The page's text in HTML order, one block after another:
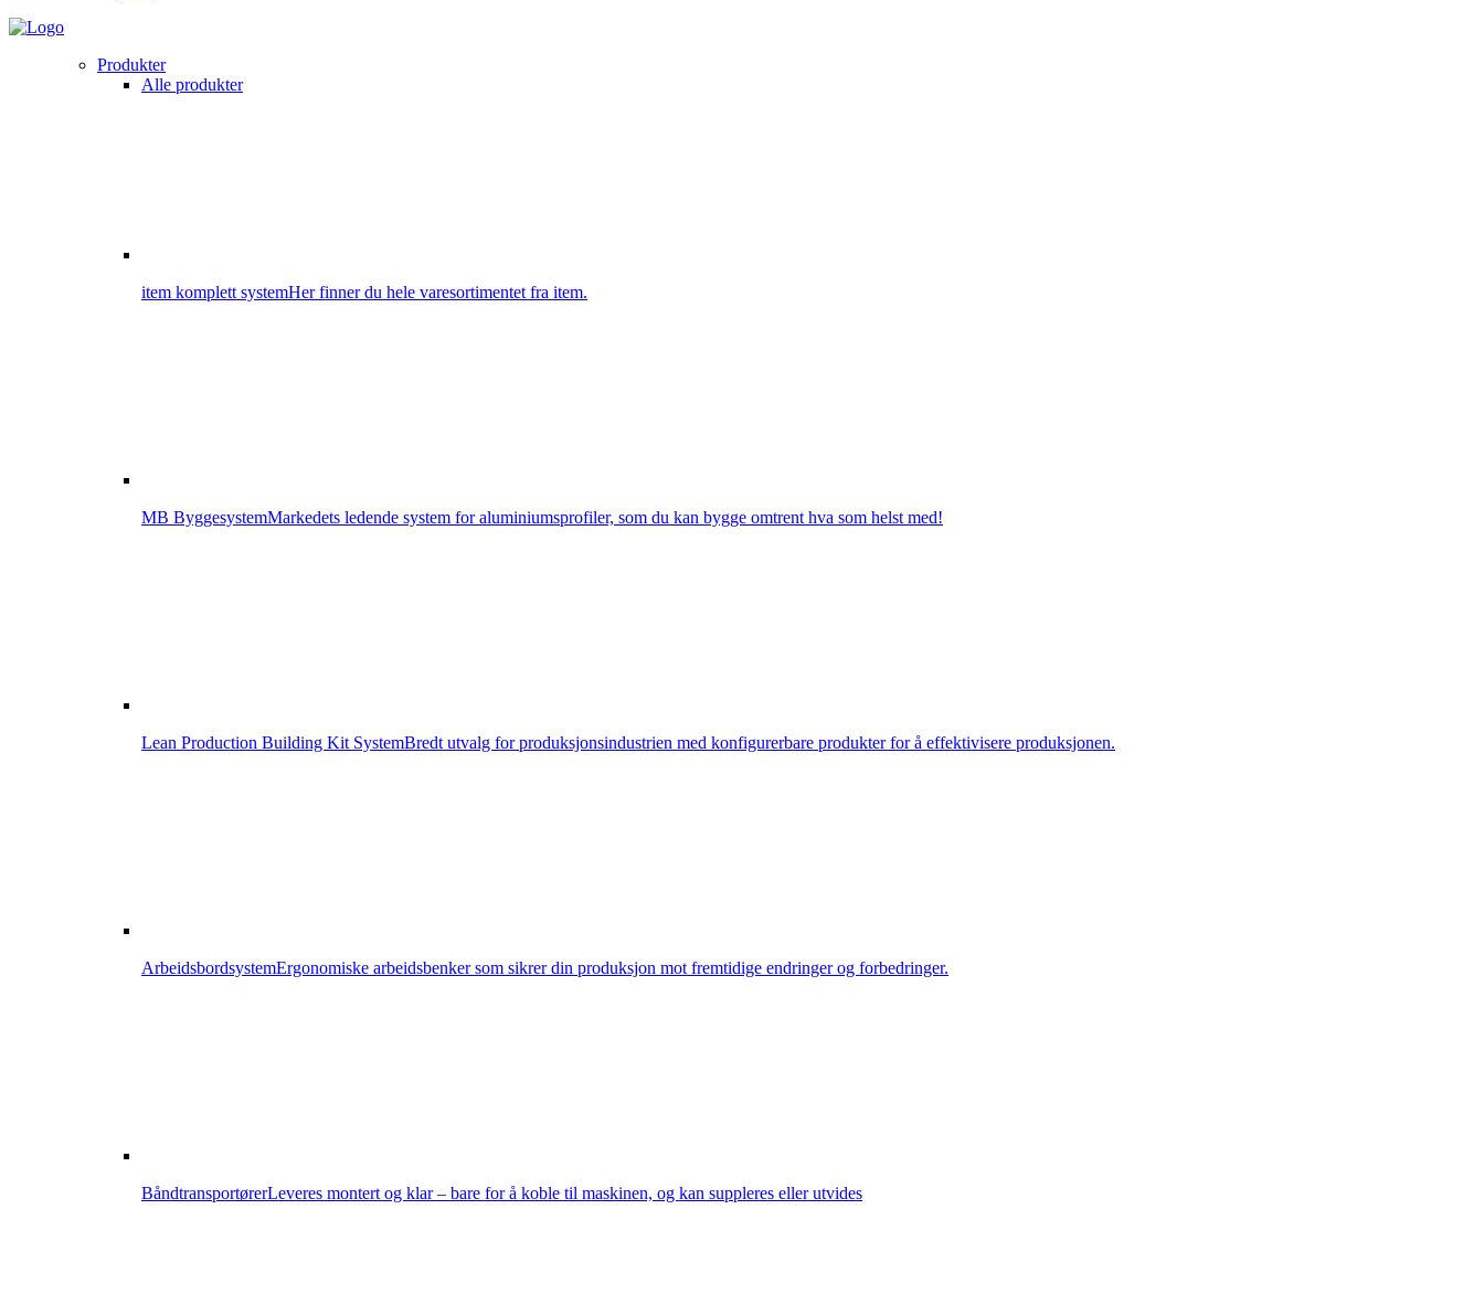
Produkter
Alle produkter
item komplett systemHer finner du hele varesortimentet fra item.
MB ByggesystemMarkedets ledende system for aluminiumsprofiler, som du kan bygge omtrent hva som helst med!
Lean Production Building Kit SystemBredt utvalg for produksjonsindustrien med konfigurerbare produkter for å effektivisere produksjonen.
ArbeidsbordsystemErgonomiske arbeidsbenker som sikrer din produksjon mot fremtidige endringer og forbedringer.
BåndtransportørerLeveres montert og klar – bare for å koble til maskinen, og kan suppleres eller utvides